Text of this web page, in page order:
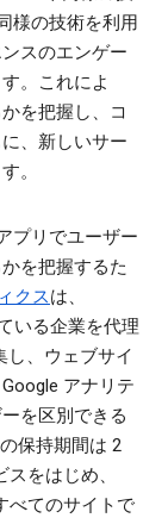
様の技術を利用
スのエンゲー
。これによ
を把握し、コ
、新しいサー
。
プリでユーザー
を把握するた
クスは、
いる企業を代理
し、ウェブサイ
アナリテ
を区別できる
保持期間は 2
をはじめ、
べてのサイトで